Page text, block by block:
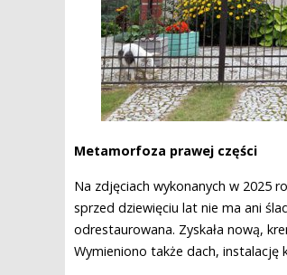
Metamorfoza prawej części
Na zdjęciach wykonanych w 2025
sprzed dziewięciu lat nie ma ani
odrestaurowana. Zyskała nową,
Wymieniono także dach, instalację